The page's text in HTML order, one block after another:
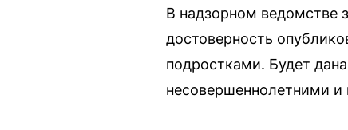
В надзорном ведомстве
достоверность
подростками. Будет
несовершеннолетними и